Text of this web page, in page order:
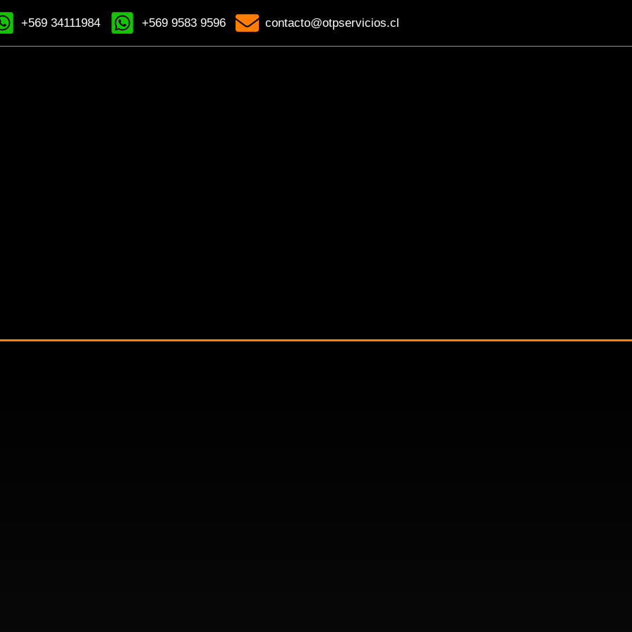
+569 34111984 +569 9583 9596 contacto@otpservicios.cl